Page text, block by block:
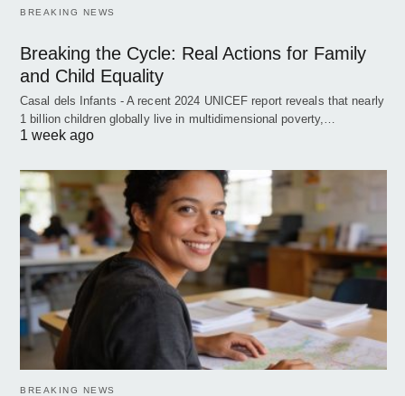
BREAKING NEWS
Breaking the Cycle: Real Actions for Family
and Child Equality
Casal dels Infants - A recent 2024 UNICEF report reveals that nearly
1 billion children globally live in multidimensional poverty,…
1 week ago
BREAKING NEWS